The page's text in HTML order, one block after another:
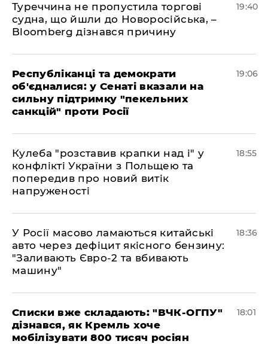
Туреччина не пропустила торгові
судна, що йшли до Новоросійська, –
Bloomberg дізнався причину
19:40
Республіканці та демократи
об'єдналися: у Сенаті вказали на
сильну підтримку "пекельних
санкцій" проти Росії
19:06
Кулеба "розставив крапки над і" у
конфлікті України з Польщею та
попередив про новий витік
напруженості
18:55
У Росії масово ламаються китайські
авто через дефіцит якісного бензину:
"Заливають Євро-2 та вбивають
машину"
18:36
Списки вже складають: "ВЧК-ОГПУ"
дізнався, як Кремль хоче
мобілізувати 800 тисяч росіян
18:01